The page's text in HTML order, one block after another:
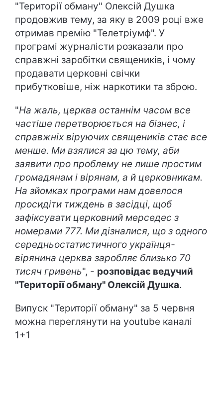
"Території обману" Олексій Душка
продовжив тему, за яку в 2009 році вже
отримав премію "Телетріумф". У
програмі журналісти розказали про
справжні заробітки священиків, і чому
продавати церковні свічки
прибутковіше, ніж наркотики та зброю.
"На жаль, церква останнім часом все
частіше перетворюється на бізнес, і
справжніх віруючих священиків стає все
менше. Ми взялися за цю тему, аби
заявити про проблему не лише простим
громадянам і вірянам, а й церковникам.
На зйомках програми нам довелося
просидіти тиждень в засідці, щоб
зафіксувати церковний мерседес з
номерами 777. Ми дізналися, що з одного
середньостатистичного українця-
вірянина церква заробляє близько 70
тисяч гривень", - розповідає ведучий
"Території обману" Олексій Душка.
Випуск "Території обману" за 5 червня
можна переглянути на youtube каналі
1+1